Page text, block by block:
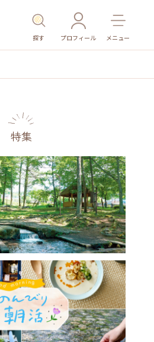
探す プロフィール メニュー
その他施設 ごはん
特集